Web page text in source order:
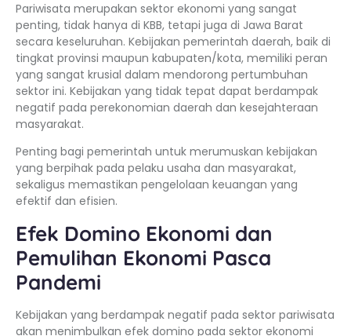
Pariwisata merupakan sektor ekonomi yang sangat
penting, tidak hanya di KBB, tetapi juga di Jawa Barat
secara keseluruhan. Kebijakan pemerintah daerah, baik di
tingkat provinsi maupun kabupaten/kota, memiliki peran
yang sangat krusial dalam mendorong pertumbuhan
sektor ini. Kebijakan yang tidak tepat dapat berdampak
negatif pada perekonomian daerah dan kesejahteraan
masyarakat.
Penting bagi pemerintah untuk merumuskan kebijakan
yang berpihak pada pelaku usaha dan masyarakat,
sekaligus memastikan pengelolaan keuangan yang
efektif dan efisien.
Efek Domino Ekonomi dan
Pemulihan Ekonomi Pasca
Pandemi
Kebijakan yang berdampak negatif pada sektor pariwisata
akan menimbulkan efek domino pada sektor ekonomi